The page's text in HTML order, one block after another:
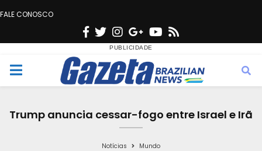
FALE CONOSCO
F
c
e
o
T
w
i
t
e
n
s
t
g
G
o
o
g
e
Y
u
t
b
s
M
Trump anuncia cessar-fogo entre Israel e Irã
Notícias Mundo